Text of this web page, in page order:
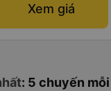
Xem giá
: 5 chuyến mỗi